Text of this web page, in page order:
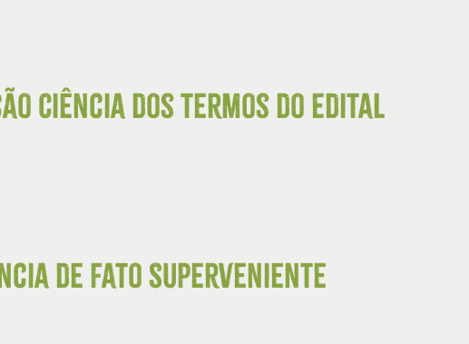
Ciência dos termos do Edital
de Fato Superveniente